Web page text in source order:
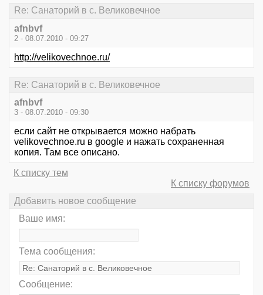
Re: Санаторий в с. Великовечное
afnbvf
2 - 08.07.2010 - 09:27
http://velikovechnoe.ru/
Re: Санаторий в с. Великовечное
afnbvf
3 - 08.07.2010 - 09:30
если сайт не открывается можно набрать
velikovechnoe.ru в google и нажать сохраненная
копия. Там все описано.
К списку тем
К списку форумов
Добавить новое сообщение
Ваше имя:
Тема сообщения:
Сообщение: